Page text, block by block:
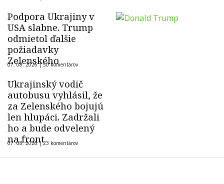
ukrajinského dronu
Podpora Ukrajiny v
USA slabne. Trump
odmietol ďalšie
požiadavky
Zelenského
07. 08. 2026 |50 komentárov
Ukrajinský vodič
autobusu vyhlásil, že
za Zelenského bojujú
len hlupáci. Zadržali
ho a bude odvelený
na front
07. 08. 2026 |23 komentárov